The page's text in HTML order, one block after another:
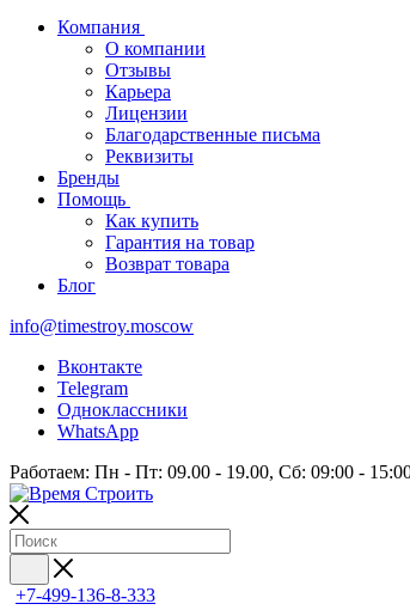
Компания
О компании
Отзывы
Карьера
Лицензии
Благодарственные письма
Реквизиты
Бренды
Помощь
Как купить
Гарантия на товар
Возврат товара
Блог
info@timestroy.moscow
Вконтакте
Telegram
Одноклассники
WhatsApp
Работаем: Пн - Пт: 09.00 - 19.00, Сб: 09:00 -
+7-499-136-8-333